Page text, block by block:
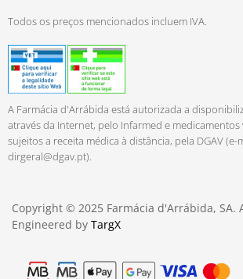
Todos os preços mencionados incluem IVA.
A Farmácia d'Arrábida está autorizada a
através da Internet, pelo Infarmed e
sujeitos a receita médica à distância, pela DGAV (e-
dirgeral@dgav.pt).
Copyright © 2025 Farmácia d'Arrábida, SA.
Engineered by TargX